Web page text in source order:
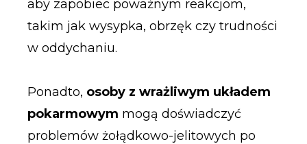
aby zapobiec poważnym reakcjom,
takim jak wysypka, obrzęk czy trudności
w oddychaniu.
Ponadto, osoby z wrażliwym układem
pokarmowym mogą doświadczyć
problemów żołądkowo-jelitowych po